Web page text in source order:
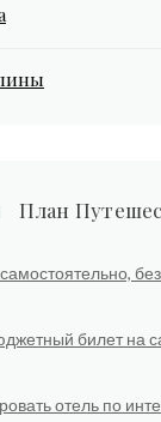
План
билет на
отель по